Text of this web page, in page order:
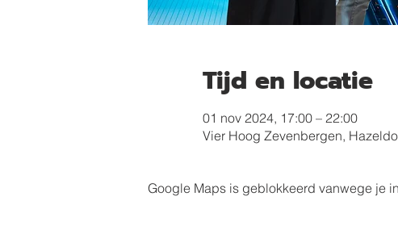
Tijd en locatie
01 nov 2024, 17:00 – 22:00
Vier Hoog Zevenbergen,
Google Maps is geblokkeerd vanwege je